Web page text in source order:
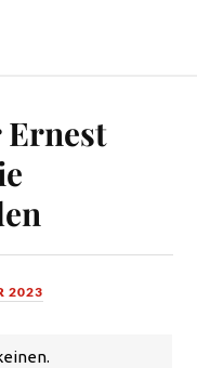
Ernest
2023